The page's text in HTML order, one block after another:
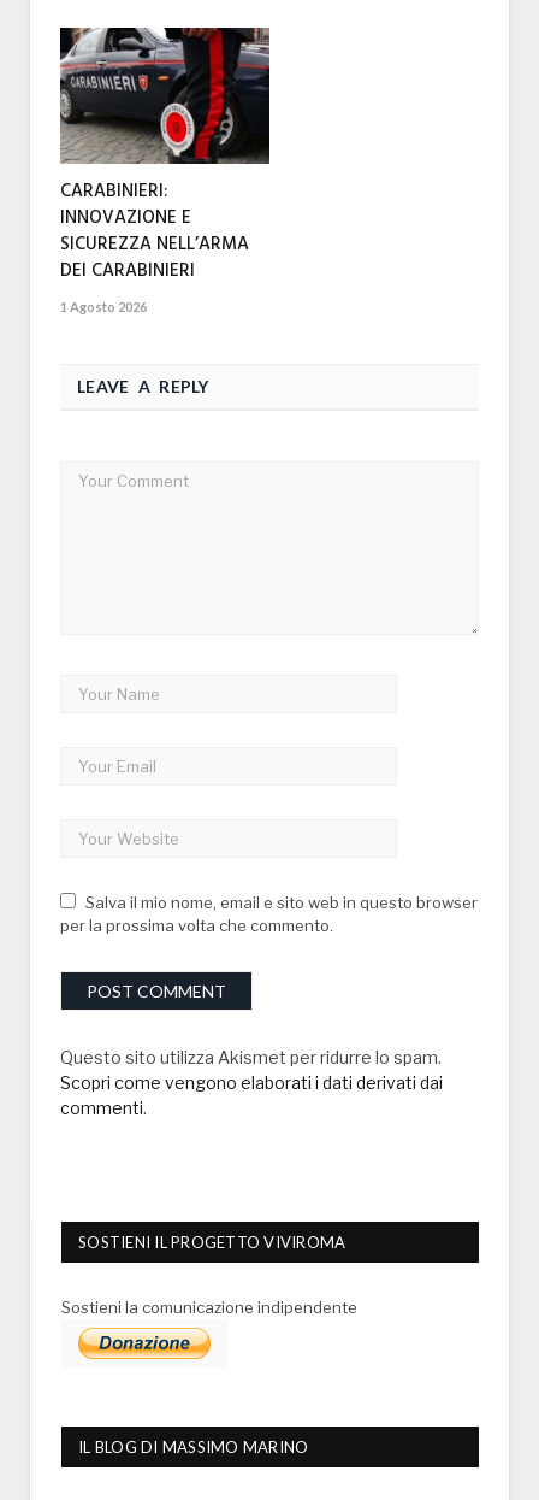
CARABINIERI:
INNOVAZIONE E
SICUREZZA NELL’ARMA
DEI CARABINIERI
1 Agosto 2026
LEAVE A REPLY
Salva il mio nome, email e sito web in questo browser
per la prossima volta che commento.
Questo sito utilizza Akismet per ridurre lo spam.
Scopri come vengono elaborati i dati derivati dai
commenti.
SOSTIENI IL PROGETTO VIVIROMA
Sostieni la comunicazione indipendente
IL BLOG DI MASSIMO MARINO